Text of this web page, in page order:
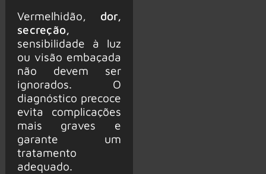
Vermelhidão, dor,
secreção,
sensibilidade à luz
ou visão embaçada
não devem ser
ignorados. O
diagnóstico precoce
evita complicações
mais graves e
garante um
tratamento
adequado.